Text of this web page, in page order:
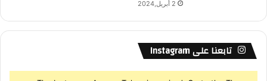
2 أبريل,2024
تابعنا على Instagram